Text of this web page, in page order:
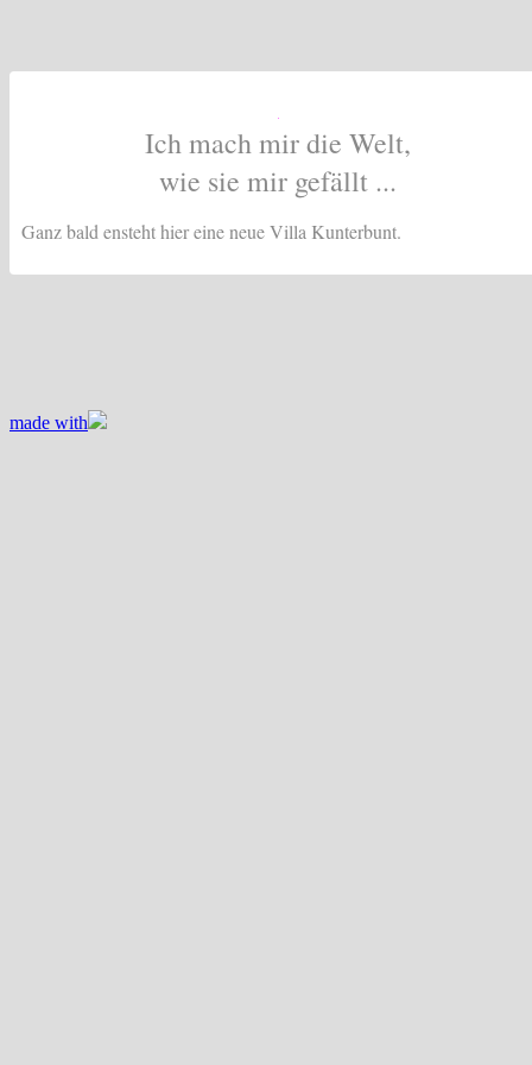
Ich mach mir die Welt,
wie sie mir gefällt ...
Ganz bald ensteht hier eine neue Villa Kunterbunt.
made with